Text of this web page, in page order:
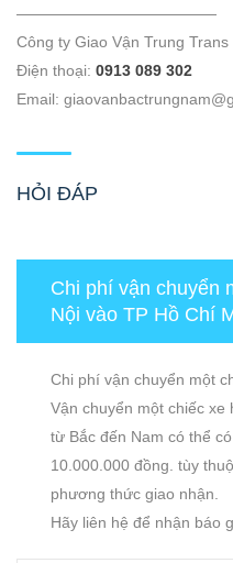
—————————————
Công ty Giao Vận Trung Trans
Điện thoại: 0913 089 302
Email:
HỎI ĐÁP
Chi phí vận chuyển
Nội vào TP Hồ Chí
Chi phí vận chuyển một
Vận chuyển một chiếc xe
từ Bắc đến Nam có thể
10.000.000 đồng. tùy
phương thức giao nhận.
Hãy liên hệ để nhận báo